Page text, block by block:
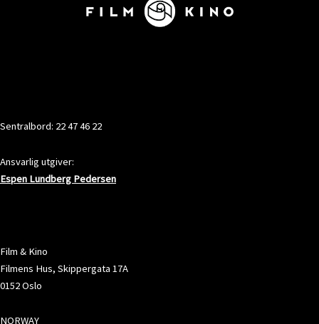
Sentralbord: 22 47 46 22
Ansvarlig utgiver:
Espen Lundberg Pedersen
Film & Kino
Filmens Hus, Skippergata 17A
0152 Oslo
NORWAY